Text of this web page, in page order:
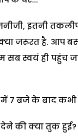
इतनी
जरूरत है. आप
स्वयं ही पहुंच
में 7 बजे के बाद कभी
देने की क्या तुक